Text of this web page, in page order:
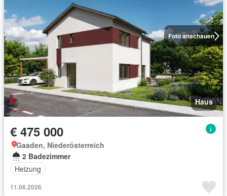
Foto anschauen
Haus
€ 475 000
Gaaden, Niederösterreich
2 Badezimmer
Heizung
11.06.2026